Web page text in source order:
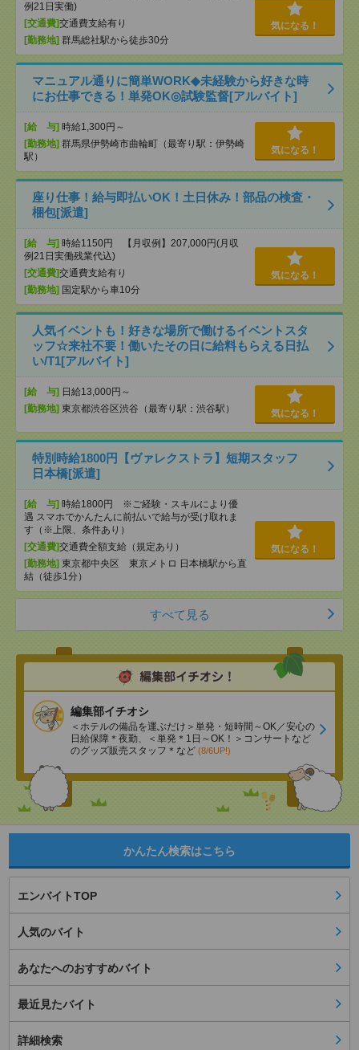
例21日実働)
[交通費]交通費支給有り
[勤務地] 群馬総社駅から徒歩30分
気になる！
マニュアル通りに簡単WORK◆未経験から好きな時
にお仕事できる！単発OK◎試験監督[アルバイト]
[給 与] 時給1,300円～
[勤務地] 群馬県伊勢崎市曲輪町（最寄り駅：伊勢崎
駅）
気になる！
座り仕事！給与即払いOK！土日休み！部品の検査・
梱包[派遣]
[給 与] 時給1150円 【月収例】207,000円(月収
例21日実働残業代込)
[交通費]交通費支給有り
[勤務地] 国定駅から車10分
気になる！
人気イベントも！好きな場所で働けるイベントスタ
ッフ☆来社不要！働いたその日に給料もらえる日払
い/T1[アルバイト]
[給 与] 日給13,000円～
[勤務地] 東京都渋谷区渋谷（最寄り駅：渋谷駅） 気になる！
特別時給1800円【ヴァレクストラ】短期スタッフ
日本橋[派遣]
[給 与] 時給1800円 ※ご経験・スキルにより優
遇 スマホでかんたんに前払いで給与が受け取れま
す（※上限、条件あり）
[交通費]交通費全額支給（規定あり）
[勤務地] 東京都中央区 東京メトロ 日本橋駅から直
結（徒歩1分）
気になる！
すべて見る
編集部イチオシ
＜ホテルの備品を運ぶだけ＞単発・短時間～OK／安心の
日給保障＊夜勤、＜単発＊1日～OK！＞コンサートなど
のグッズ販売スタッフ＊など (8/6UP!)
かんたん検索はこちら
エンバイトTOP
人気のバイト
あなたへのおすすめバイト
最近見たバイト
詳細検索